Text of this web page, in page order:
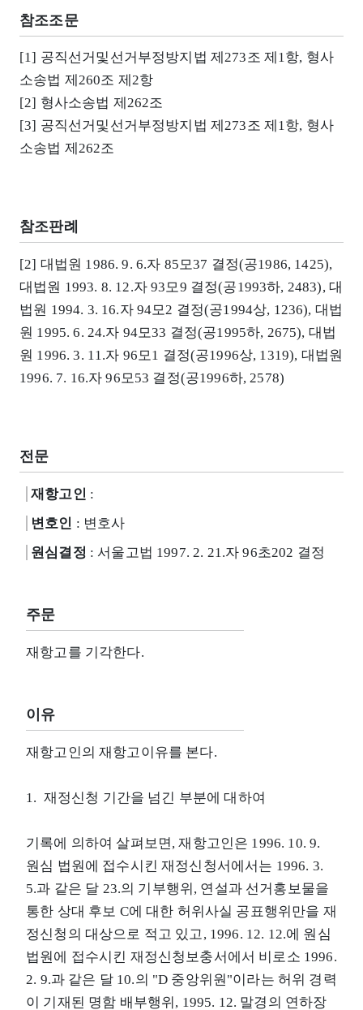
참조조문
[1] 공직선거및선거부정방지법 제273조 제1항, 형사
소송법 제260조 제2항
[2] 형사소송법 제262조
[3] 공직선거및선거부정방지법 제273조 제1항, 형사
소송법 제262조
참조판례
[2] 대법원 1986. 9. 6.자 85모37 결정(공1986, 1425),
대법원 1993. 8. 12.자 93모9 결정(공1993하, 2483), 대
법원 1994. 3. 16.자 94모2 결정(공1994상, 1236), 대법
원 1995. 6. 24.자 94모33 결정(공1995하, 2675), 대법
원 1996. 3. 11.자 96모1 결정(공1996상, 1319), 대법원
1996. 7. 16.자 96모53 결정(공1996하, 2578)
전문
재항고인 :
변호인 : 변호사
원심결정 : 서울고법 1997. 2. 21.자 96초202 결정
주문
재항고를 기각한다.
이유
재항고인의 재항고이유를 본다.
1. 재정신청 기간을 넘긴 부분에 대하여
기록에 의하여 살펴보면, 재항고인은 1996. 10. 9.
원심 법원에 접수시킨 재정신청서에서는 1996. 3.
5.과 같은 달 23.의 기부행위, 연설과 선거홍보물을
통한 상대 후보 C에 대한 허위사실 공표행위만을 재
정신청의 대상으로 적고 있고, 1996. 12. 12.에 원심
법원에 접수시킨 재정신청보충서에서 비로소 1996.
2. 9.과 같은 달 10.의 "D 중앙위원"이라는 허위 경력
이 기재된 명함 배부행위, 1995. 12. 말경의 연하장